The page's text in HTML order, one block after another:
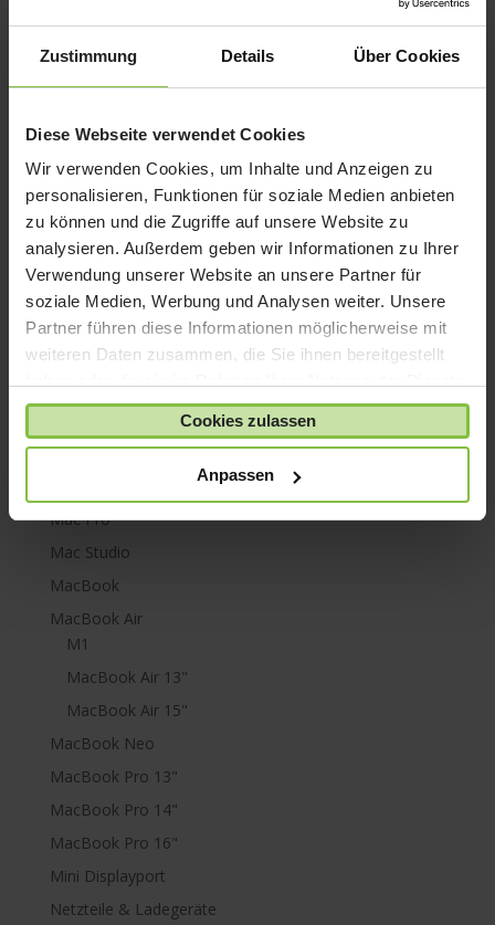
Zustimmung Details Über Cookies
Diese Webseite verwendet Cookies
Wir verwenden Cookies, um Inhalte und Anzeigen zu
personalisieren, Funktionen für soziale Medien anbieten
zu können und die Zugriffe auf unsere Website zu
analysieren. Außerdem geben wir Informationen zu Ihrer
Verwendung unserer Website an unsere Partner für
soziale Medien, Werbung und Analysen weiter. Unsere
Partner führen diese Informationen möglicherweise mit
weiteren Daten zusammen, die Sie ihnen bereitgestellt
gesammelt haben.
Cookies zulassen
Anpassen
iPad mini
iPad Pro
iPhone 6
iPhone SE
iPhone X
iPod nano
iPod shuffle
iPod touch
Kabel & Adapter
Kopfhörer
Lightning
Mac Pro
Mac Studio
MacBook
MacBook Air
M1
MacBook Air 13"
MacBook Air 15"
MacBook Neo
MacBook Pro 13"
MacBook Pro 14"
MacBook Pro 16"
Mini Displayport
Netzteile & Ladegeräte